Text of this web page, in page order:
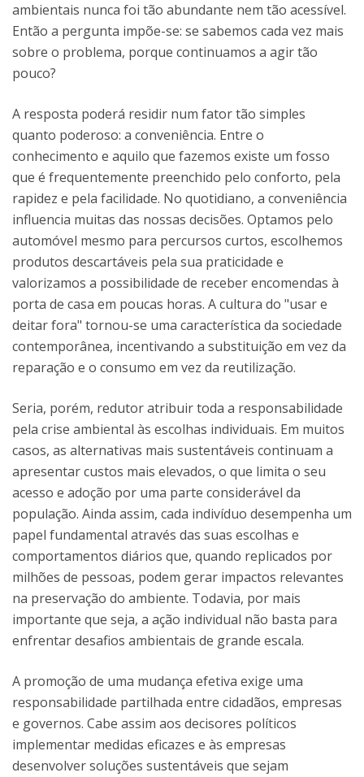
ambientais nunca foi tão abundante nem tão acessível.
Então a pergunta impõe-se: se sabemos cada vez mais
sobre o problema, porque continuamos a agir tão
pouco?
A resposta poderá residir num fator tão simples
quanto poderoso: a conveniência. Entre o
conhecimento e aquilo que fazemos existe um fosso
que é frequentemente preenchido pelo conforto, pela
rapidez e pela facilidade. No quotidiano, a conveniência
influencia muitas das nossas decisões. Optamos pelo
automóvel mesmo para percursos curtos, escolhemos
produtos descartáveis pela sua praticidade e
valorizamos a possibilidade de receber encomendas à
porta de casa em poucas horas. A cultura do "usar e
deitar fora" tornou-se uma característica da sociedade
contemporânea, incentivando a substituição em vez da
reparação e o consumo em vez da reutilização.
Seria, porém, redutor atribuir toda a responsabilidade
pela crise ambiental às escolhas individuais. Em muitos
casos, as alternativas mais sustentáveis continuam a
apresentar custos mais elevados, o que limita o seu
acesso e adoção por uma parte considerável da
população. Ainda assim, cada indivíduo desempenha um
papel fundamental através das suas escolhas e
comportamentos diários que, quando replicados por
milhões de pessoas, podem gerar impactos relevantes
na preservação do ambiente. Todavia, por mais
importante que seja, a ação individual não basta para
enfrentar desafios ambientais de grande escala.
A promoção de uma mudança efetiva exige uma
responsabilidade partilhada entre cidadãos, empresas
e governos. Cabe assim aos decisores políticos
implementar medidas eficazes e às empresas
desenvolver soluções sustentáveis que sejam